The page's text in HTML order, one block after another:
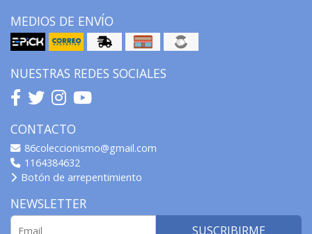
MEDIOS DE ENVÍO
NUESTRAS REDES SOCIALES
CONTACTO
86coleccionismo@gmail.com
1164384632
Botón de arrepentimiento
NEWSLETTER
SUSCRIBIRME